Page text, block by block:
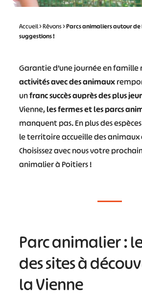
Accueil>Rêvons>Parcs animaliers autour de
suggestions !
Garantie d’une journée en famille
activités avec des animaux
unfranc succès auprès des plus
Vienne,les fermes et les parcs
manquent pas. En plus des
le territoire accueille des animaux
Choisissez avec nous votre
animalier à Poitiers !
Parc animalier :
des sites à
la Vienne